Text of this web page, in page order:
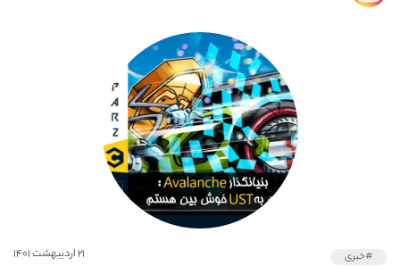
#خبری ۲۱ اردیبهشت ۱۴۰۱